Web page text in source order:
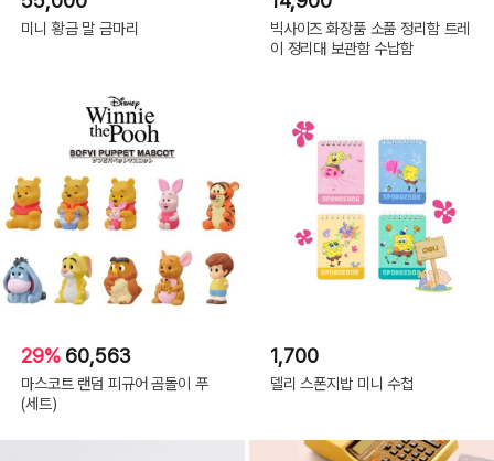
미니 황금 말 금마리
빅사이즈 화장품 소품 정리함 트레
이 정리대 보관함 수납함
29% 60,563
마스코트 랜덤 피규어 곰돌이 푸
(세트)
1,700
델리 스폰지밥 미니 수첩